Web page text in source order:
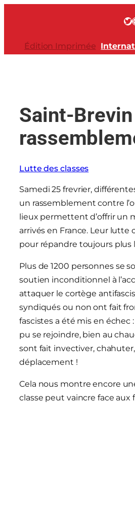
Twitter
Édition Imprimée
Saint-
Lutte des classes
Samedi 25 frevrier,
un rassemblement contre
lieux permettent d’offrir un
arrivés en France. Leur
pour répandre toujours plus
Plus de 1200 personnes se
soutien inconditionnel à
attaquer le cortège
syndiqués ou non ont fait
fascistes a été mis en
pu se rejoindre, bien au
sont fait invectiver,
déplacement !
Cela nous montre encore
classe peut vaincre face